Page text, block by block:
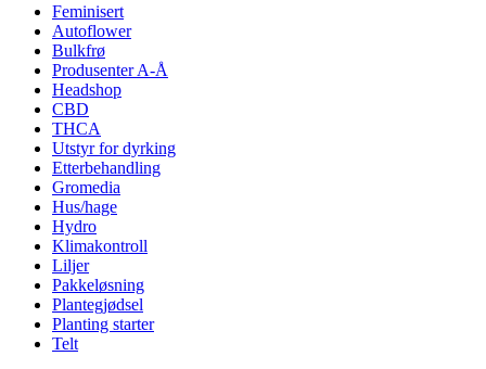
Feminisert
Autoflower
Bulkfrø
Produsenter A-Å
Headshop
CBD
THCA
Utstyr for dyrking
Etterbehandling
Gromedia
Hus/hage
Hydro
Klimakontroll
Liljer
Pakkeløsning
Plantegjødsel
Planting starter
Telt